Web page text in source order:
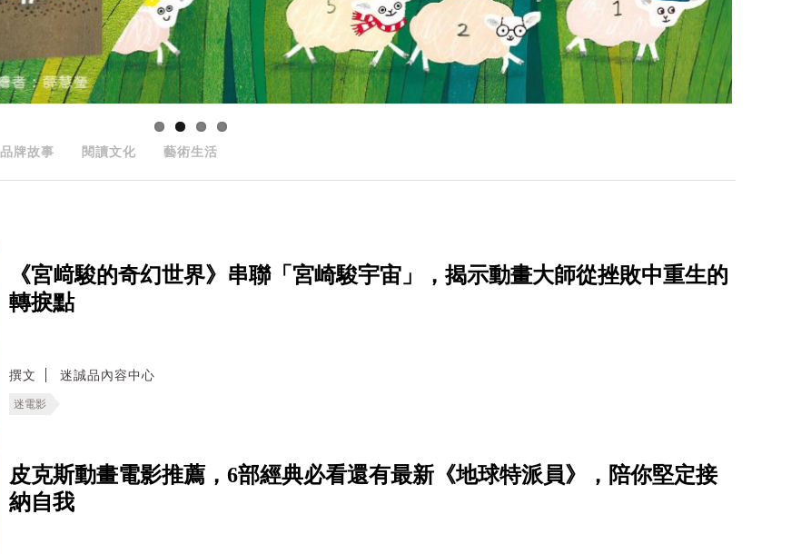
品牌故事 閱讀文化 藝術生活
《宮﨑駿的奇幻世界》串聯「宮崎駿宇宙」，揭示動畫大師從挫敗中重生的
轉捩點
撰文 迷誠品內容中心
迷電影
皮克斯動畫電影推薦，6部經典必看還有最新《地球特派員》，陪你堅定接
納自我